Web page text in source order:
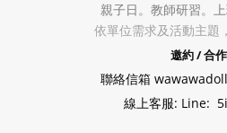
親子日。教師研習。
依單位需求及活動主題
邀約 / 合作
聯絡信箱
線上客服: Line: